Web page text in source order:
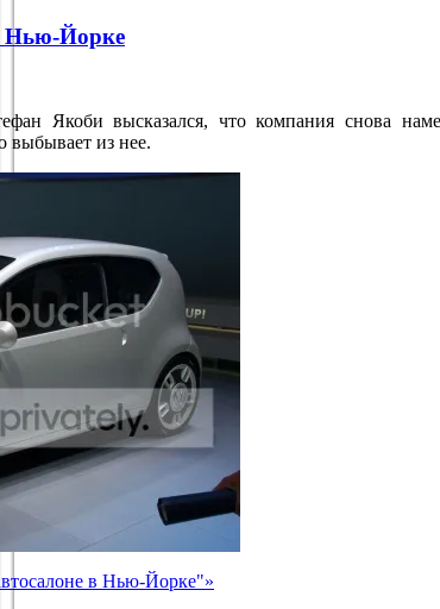
Нью-Йорке
Якоби высказался, что компания снова
выбывает из нее.
в Нью-Йорке"»